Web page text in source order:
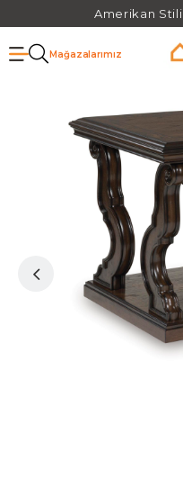
Amerikan Stili
Mağazalarımız